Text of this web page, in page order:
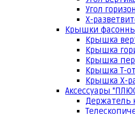
Угол
Х-
Крышки
Крышка
Крышка
Крышка
Крышка Т-
Крышка Х-
Аксессуары
Держатель